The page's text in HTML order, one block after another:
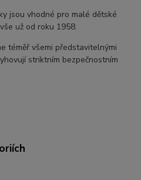
jsou vhodné pro malé dětské
už od roku 1958.
téměř všemi představitelnými
striktním bezpečnostním